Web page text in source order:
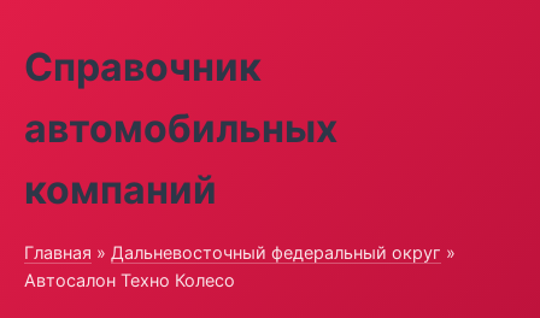
Справочник
автомобильных
компаний
Главная » Дальневосточный федеральный округ »
Автосалон Техно Колесо